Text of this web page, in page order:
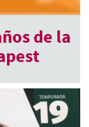
de la